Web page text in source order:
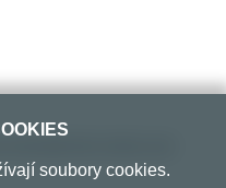
soubory cookies.